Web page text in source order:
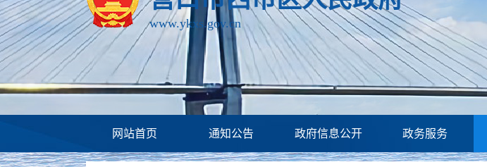
www.ykxs.gov.cn
网站首页 通知公告 政府信息公开 政务服务